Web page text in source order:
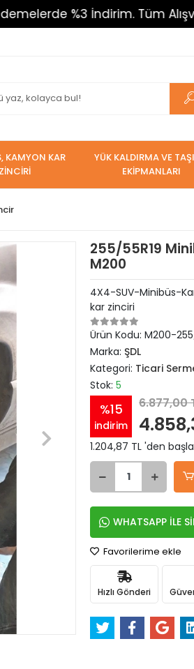
%3 İndirim. Tüm
KAMYON KAR
ZİNCİRİ
YÜK KALDIRMA VE
EKİPMANLARI
255/55R19
M200
4X4-SUV-Minibüs-
kar zinciri
Ürün Kodu: M200-
Marka: ŞDL
Kategori: Ticari
Stok: 5
%15
indirim
6.877,00
1.204,87 TL 'den
WHATSAPP İLE
Favorilerime ekle
Hızlı Gönderi